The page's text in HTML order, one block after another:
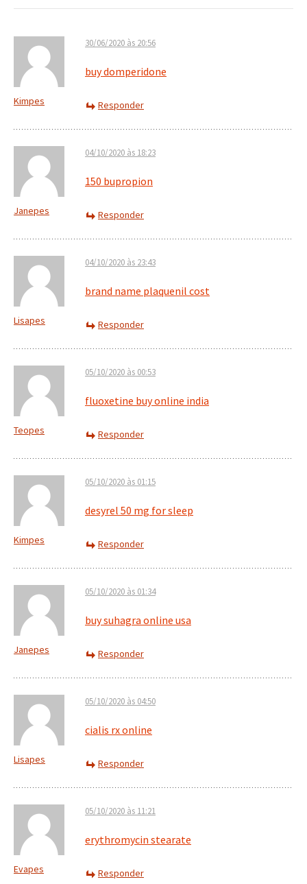
Kimpes
30/06/2020 às 20:56
buy domperidone
Responder
Janepes
04/10/2020 às 18:23
150 bupropion
Responder
Lisapes
04/10/2020 às 23:43
brand name plaquenil cost
Responder
Teopes
05/10/2020 às 00:53
fluoxetine buy online india
Responder
Kimpes
05/10/2020 às 01:15
desyrel 50 mg for sleep
Responder
Janepes
05/10/2020 às 01:34
buy suhagra online usa
Responder
Lisapes
05/10/2020 às 04:50
cialis rx online
Responder
Evapes
05/10/2020 às 11:21
erythromycin stearate
Responder